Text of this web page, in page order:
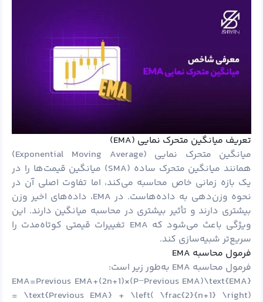
تعریف میانگین متحرک نمایی (EMA)
میانگین متحرک نمایی (Exponential Moving Average)
همانند میانگین متحرک ساده (SMA) میانگین قیمت‌ها را در
یک بازه زمانی خاص محاسبه می‌کند، اما تفاوت اصلی آن در
نحوه وزن‌دهی به داده‌هاست. در EMA، داده‌های اخیر وزن
بیشتری دارند و تأثیر بیشتری در محاسبه میانگین دارند. این
ویژگی باعث می‌شود که EMA تغییرات قیمتی کوتاه‌مدت را
سریع‌تر شبیه‌سازی کند.
فرمول محاسبه EMA
فرمول محاسبه EMA به‌طور زیر است:
EMA=Previous EMA+(2n+1)×(P−Previous EMA)\text{EMA}
= \text{Previous EMA} + \left( \frac{2}{n+1} \right)